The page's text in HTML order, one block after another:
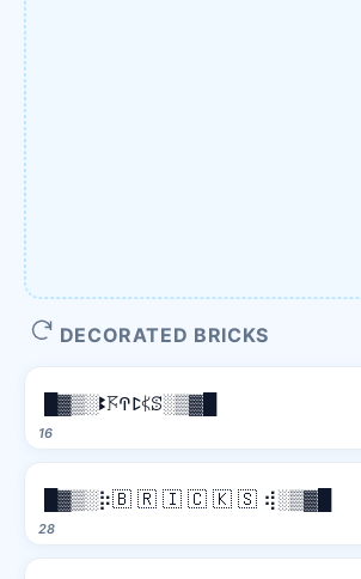
DECORATED BRICKS
16
█▓▒░ꔪ𖦪ꛈꛕ𖤰ꕷ░▒▓█
28
█▓▒░⡷🇧 🇷 🇮 🇨 🇰 🇸 ⢾░▒▓█